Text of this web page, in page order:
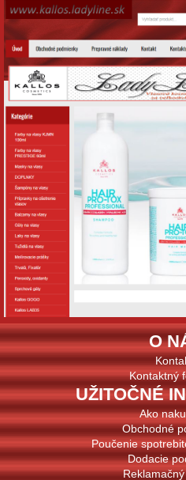
O
Kontaktný
UŽITOČNÉ
Ako
Obchodné
Poučenie
Dodacie